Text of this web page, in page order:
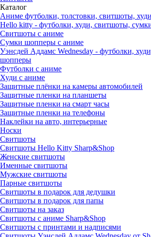
Каталог
Аниме футболки, толстовки, свитшоты,
Hello kitty - футболки, худи, свитшоты,
Свитшоты с аниме
Сумки шопперы с аниме
Уэнсдей Аддамс Wednesday - футболки,
шопперы
Футболки с аниме
Худи с аниме
Защитные плёнки на камеры автомобилей
Защитные пленки на планшеты
Защитные пленки на смарт часы
Защитные пленки на телефоны
Наклейки на авто, интерьерные
Носки
Свитшоты
Cвитшоты Hello Kitty Sharp&Shop
Женские свитшоты
Именные свитшоты
Мужские свитшоты
Парные свитшоты
Свитшоты в подарок для дедушки
Свитшоты в подарок для папы
Свитшоты на заказ
Свитшоты с аниме Sharp&Shop
Свитшоты с принтами и надписями